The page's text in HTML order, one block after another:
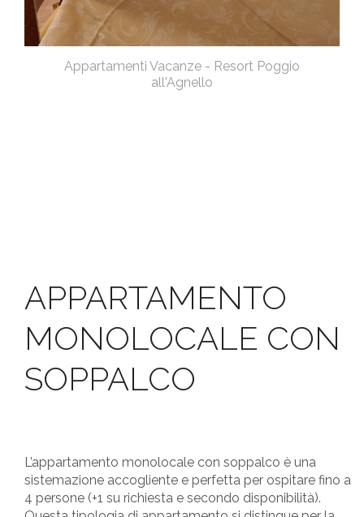
Appartamenti Vacanze - Resort Poggio
all'Agnello
APPARTAMENTO
MONOLOCALE CON
SOPPALCO
L’appartamento monolocale con soppalco è una
sistemazione accogliente e perfetta per ospitare fino a
4 persone (+1 su richiesta e secondo disponibilità).